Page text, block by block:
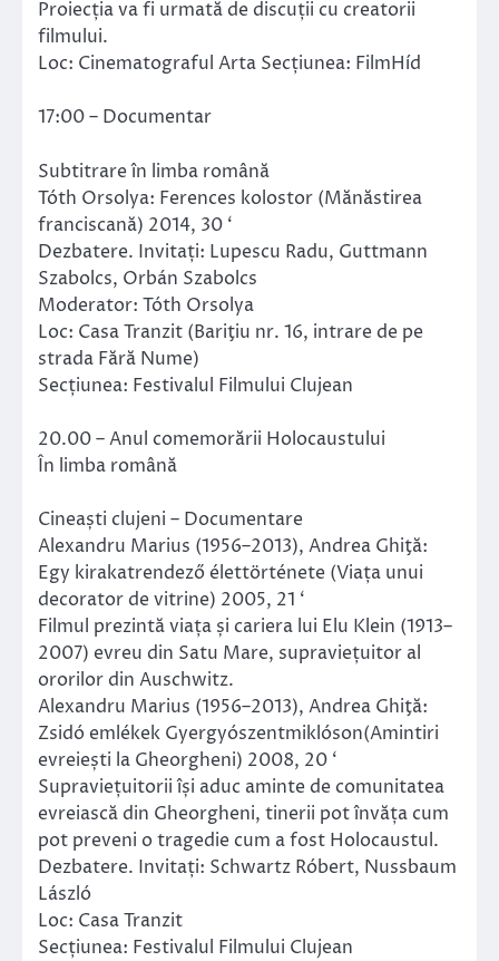
Proiecția va fi urmată de discuții cu creatorii
filmului.
Loc: Cinematograful Arta Secțiunea: FilmHíd
17:00 – Documentar
Subtitrare în limba română
Tóth Orsolya: Ferences kolostor (Mănăstirea
franciscană) 2014, 30 ‘
Dezbatere. Invitați: Lupescu Radu, Guttmann
Szabolcs, Orbán Szabolcs
Moderator: Tóth Orsolya
Loc: Casa Tranzit (Bariţiu nr. 16, intrare de pe
strada Fără Nume)
Secțiunea: Festivalul Filmului Clujean
20.00 – Anul comemorării Holocaustului
În limba română
Cineaști clujeni – Documentare
Alexandru Marius (1956–2013), Andrea Ghiţă:
Egy kirakatrendező élettörténete (Viața unui
decorator de vitrine) 2005, 21 ‘
Filmul prezintă viața și cariera lui Elu Klein (1913–
2007) evreu din Satu Mare, supraviețuitor al
ororilor din Auschwitz.
Alexandru Marius (1956–2013), Andrea Ghiţă:
Zsidó emlékek Gyergyószentmiklóson(Amintiri
evreiești la Gheorgheni) 2008, 20 ‘
Supraviețuitorii își aduc aminte de comunitatea
evreiască din Gheorgheni, tinerii pot învăța cum
pot preveni o tragedie cum a fost Holocaustul.
Dezbatere. Invitați: Schwartz Róbert, Nussbaum
László
Loc: Casa Tranzit
Secțiunea: Festivalul Filmului Clujean